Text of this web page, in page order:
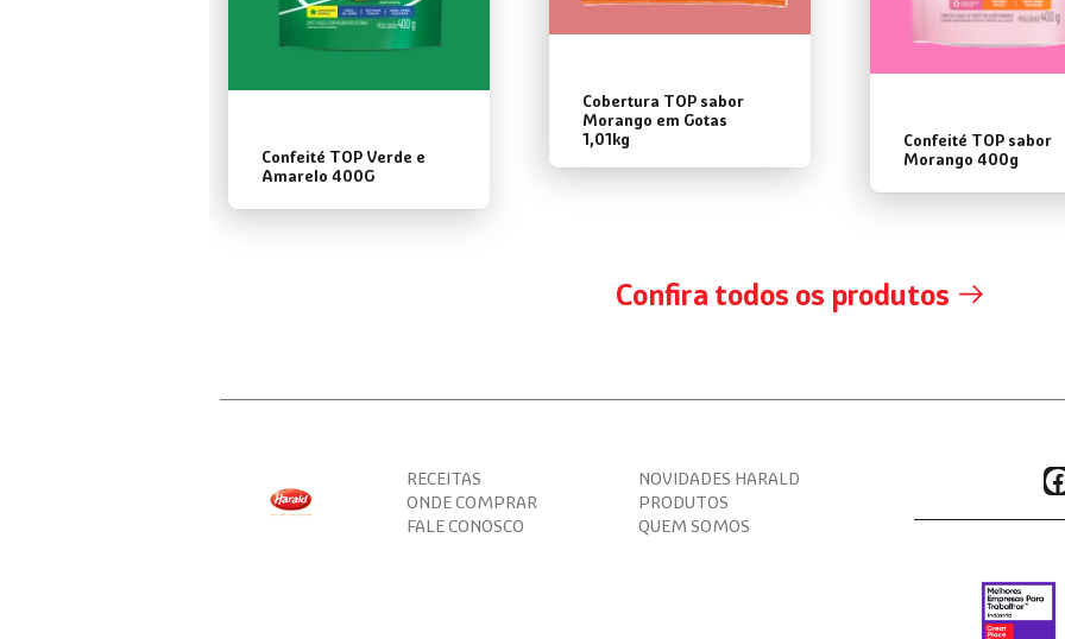
Confeité TOP Verde e
Amarelo 400G
Cobertura TOP sabor
Morango em Gotas
1,01kg
Confeité TOP sabor
Morango 400g
Confira todos os produtos
RECEITAS
NOVIDADES HARALD
ONDE COMPRAR
PRODUTOS
FALE CONOSCO
QUEM SOMOS